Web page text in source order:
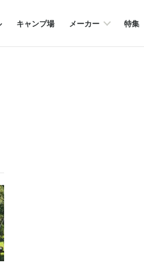
キャンプ場 メーカー 特集